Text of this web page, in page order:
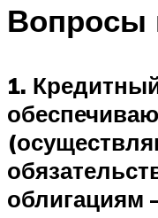
Вопросы
1.
облигациям